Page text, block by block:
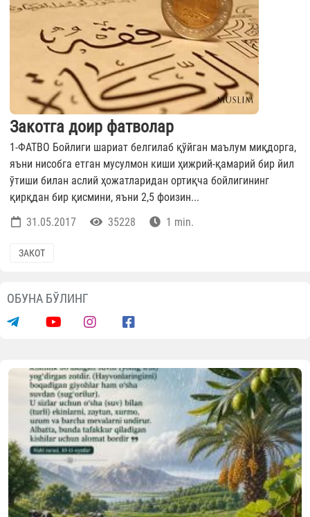
Закотга доир фатволар
1-ФАТВО Бойлиги шариат белгилаб қўйган маълум миқдорга,
яъни нисобга етган мусулмон киши ҳижрий-қамарий бир йил
ўтиши билан аслий ҳожатларидан ортиқча бойлигининг
қирқдан бир қисмини, яъни 2,5 фоизин...
31.05.2017
35228 1 min.
ЗАКОТ
ОБУНА БЎЛИНГ